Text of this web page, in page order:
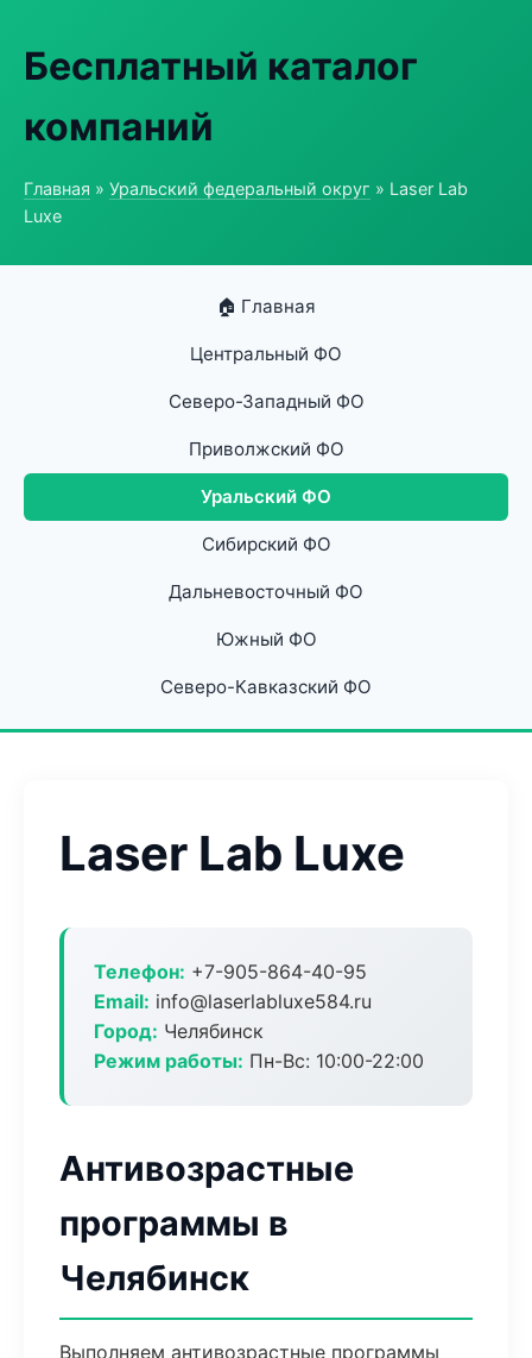
Бесплатный каталог
компаний
Главная » Уральский федеральный округ » Laser Lab
Luxe
🏠 Главная
Центральный ФО
Северо-Западный ФО
Приволжский ФО
Уральский ФО
Сибирский ФО
Дальневосточный ФО
Южный ФО
Северо-Кавказский ФО
Laser Lab Luxe
Телефон: +7-905-864-40-95
Email: info@laserlabluxe584.ru
Город: Челябинск
Режим работы: Пн-Вс: 10:00-22:00
Антивозрастные
программы в
Челябинск
Выполняем антивозрастные программы